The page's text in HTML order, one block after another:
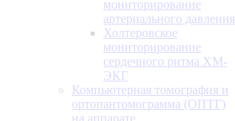
мониторирование
артериального давления
Холтеровское
мониторирование
сердечного ритма ХМ-
ЭКГ
Компьютерная томография и
ортопантомограмма (ОПТГ)
на аппарате